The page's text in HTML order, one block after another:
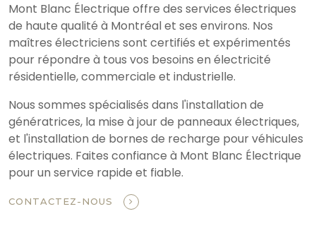
Mont Blanc Électrique offre des services électriques
de haute qualité à Montréal et ses environs. Nos
maîtres électriciens sont certifiés et expérimentés
pour répondre à tous vos besoins en électricité
résidentielle, commerciale et industrielle.
Nous sommes spécialisés dans l'installation de
génératrices, la mise à jour de panneaux électriques,
et l'installation de bornes de recharge pour véhicules
électriques. Faites confiance à Mont Blanc Électrique
pour un service rapide et fiable.
CONTACTEZ-NOUS